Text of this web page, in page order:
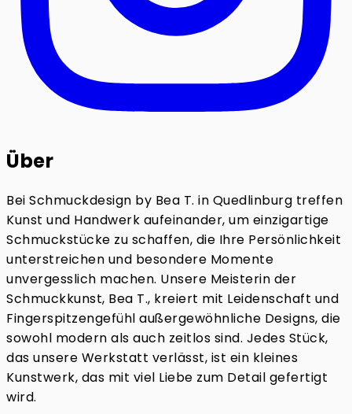
Über
Bei Schmuckdesign by Bea T. in Quedlinburg treffen
Kunst und Handwerk aufeinander, um einzigartige
Schmuckstücke zu schaffen, die Ihre Persönlichkeit
unterstreichen und besondere Momente
unvergesslich machen. Unsere Meisterin der
Schmuckkunst, Bea T., kreiert mit Leidenschaft und
Fingerspitzengefühl außergewöhnliche Designs, die
sowohl modern als auch zeitlos sind. Jedes Stück,
das unsere Werkstatt verlässt, ist ein kleines
Kunstwerk, das mit viel Liebe zum Detail gefertigt
wird.